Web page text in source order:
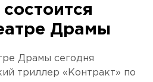
Драмы
Драмы сегодня
триллер «Контракт» по